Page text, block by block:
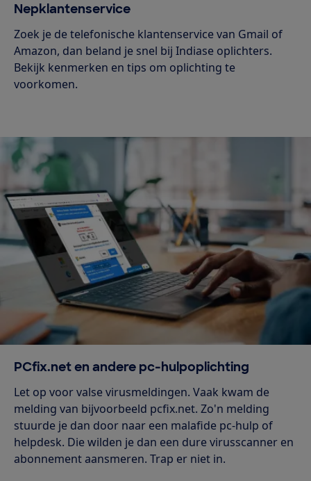
Nepklantenservice
Zoek je de telefonische klantenservice van Gmail of
Amazon, dan beland je snel bij Indiase oplichters.
Bekijk kenmerken en tips om oplichting te
voorkomen.
PCfix.net en andere pc-hulpoplichting
Let op voor valse virusmeldingen. Vaak kwam de
melding van bijvoorbeeld pcfix.net. Zo'n melding
stuurde je dan door naar een malafide pc-hulp of
helpdesk. Die wilden je dan een dure virusscanner en
abonnement aansmeren. Trap er niet in.